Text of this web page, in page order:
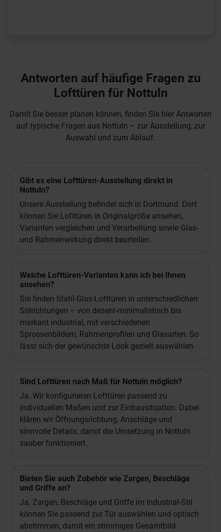
Antworten auf häufige Fragen zu
Lofttüren für Nottuln
Damit Sie besser planen können, finden Sie hier Antworten
auf typische Fragen aus Nottuln – zur Ausstellung, zur
Auswahl und zum Ablauf.
Gibt es eine Lofttüren-Ausstellung direkt in
Nottuln?
Unsere Ausstellung befindet sich in Dortmund. Dort
können Sie Lofttüren in Originalgröße ansehen,
Varianten vergleichen und Verarbeitung sowie Glas-
und Rahmenwirkung direkt beurteilen.
Welche Lofttüren-Varianten kann ich bei Ihnen
ansehen?
Sie finden Stahl-Glas-Lofttüren in unterschiedlichen
Stilrichtungen – von dezent-minimalistisch bis
markant industrial, mit verschiedenen
Sprossenbildern, Rahmenprofilen und Glasarten. So
lässt sich der gewünschte Look gezielt auswählen.
Sind Lofttüren nach Maß für Nottuln möglich?
Ja. Wir konfigurieren Lofttüren passend zu
individuellen Maßen und zur Einbausituation. Dabei
klären wir Öffnungsrichtung, Anschläge und
sinnvolle Details, damit die Umsetzung in Nottuln
sauber funktioniert.
Bieten Sie auch Zubehör wie Zargen, Beschläge
und Griffe an?
Ja. Zargen, Beschläge und Griffe im Industrial-Stil
können Sie passend zur Tür auswählen und optisch
abstimmen, damit ein stimmiges Gesamtbild